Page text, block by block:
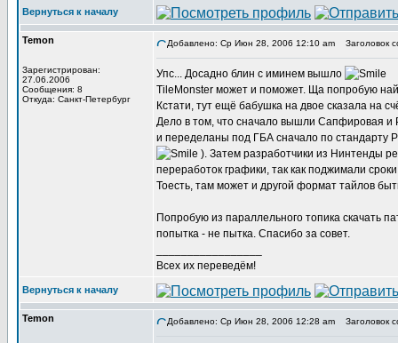
Вернуться к началу
Temon
Зарегистрирован:
27.06.2006
Сообщения: 8
Откуда: Санкт-Петербург
Добавлено: Ср Июн 28, 2006 12:10 am Заголовок
Упс... Досадно блин с иминем вышло
TileMonster может и поможет. Ща попробую
Кстати, тут ещё бабушка на двое сказала на
Дело в том, что сначало вышли Сапфировая
и переделаны под ГБА сначало по стандарту
). Затем разработчики из Нинтенды
переработок графики, так как поджимали
Тоесть, там может и другой формат тайлов
Попробую из параллельного топика скачать
попытка - не пытка. Спасибо за совет.
Всех их переведём!
Вернуться к началу
Temon Добавлено: Ср Июн 28, 2006 12:28 am Заголовок